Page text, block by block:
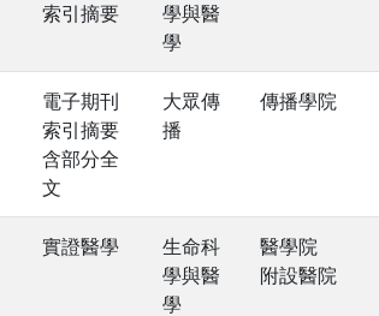
索引摘要
學與醫
學
電子期刊
索引摘要
含部分全
文
大眾傳
播
傳播學院
實證醫學
生命科
學與醫
學
醫學院
附設醫院